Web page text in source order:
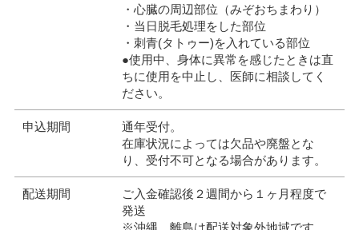
・心臓の周辺部位（みぞおちまわり）
・当日脱毛処理をした部位
・刺青(タトゥー)を入れている部位
●使用中、身体に異常を感じたときは直
ちに使用を中止し、医師に相談してく
ださい。
申込期間
通年受付。
在庫状況によっては欠品や廃盤とな
り、受付不可となる場合があります。
配送期間
ご入金確認後２週間から１ヶ月程度で
発送
※沖縄、離島は配送対象外地域です。